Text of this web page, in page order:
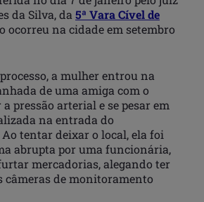
da Silva, da5ª Vara Cível de
ocorreu na cidade em setembro
a mulher entrou na
de uma amiga com o
pressão arterial e se pesar em
na entrada do
tentar deixar o local, ela foi
abrupta por uma funcionária,
mercadorias, alegando ter
câmeras de monitoramento